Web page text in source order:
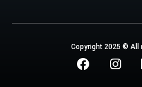
Copyright 2025 © All